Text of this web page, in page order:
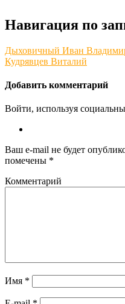
Навигация по
Дыховичный Иван
Кудрявцев Виталий
Добавить комментарий
Войти, используя
Ваш e-mail не будет
помечены *
Комментарий
Имя *